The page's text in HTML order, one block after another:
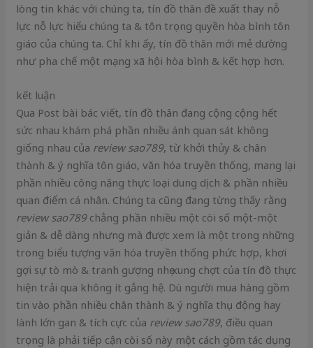
lòng tin khác với chúng ta, tín đồ thân đề xuất thay nỗ
lực nỗ lực hiểu chúng ta & tôn trọng quyền hòa bình tôn
giáo của chúng ta. Chỉ khi ấy, tín đồ thân mới mẻ dường
như pha chế một mạng xã hội hòa bình & kết hợp hơn.
kết luận
Qua Post bài bác viết, tín đồ thân đang cộng cộng hết
sức nhau khám phá phần nhiều ánh quan sát không
giống nhau của review sao789, từ khởi thủy & chân
thành & ý nghĩa tôn giáo, văn hóa truyền thống, mang lại
phần nhiều công năng thực loại dung dịch & phần nhiều
quan điểm cá nhân. Chúng ta cũng đang từng thấy rằng
review sao789chẳng phần nhiều một còi số một-một
giản & dễ dàng nhưng mà được xem là một trong những
trong biểu tượng văn hóa truyền thống phức hợp, khơi
gợi sự tò mò & tranh gượng nhẹ xung chợt của tín đồ thực
hiện trải qua không ít gắng hệ. Dù người mua hàng gồm
tin vào phần nhiều chân thành & ý nghĩa thụ động hay
lành lớn gan & tích cực của review sao789, điều quan
trọng là phải tiếp cận còi số này một cách gồm tác dụng